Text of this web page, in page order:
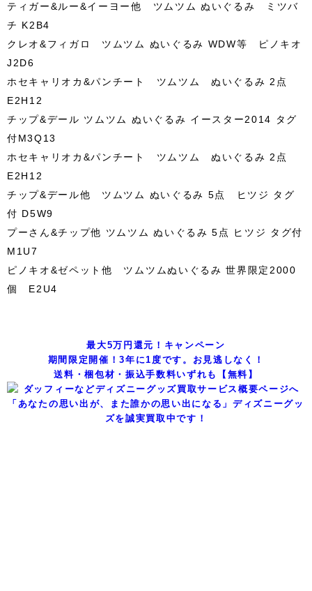
ティガー&ルー&イーヨー他 ツムツム ぬいぐるみ ミツバ
チ K2B4
クレオ&フィガロ ツムツム ぬいぐるみ WDW等 ピノキオ
J2D6
ホセキャリオカ&パンチート ツムツム ぬいぐるみ 2点
E2H12
チップ&デール ツムツム ぬいぐるみ イースター2014 タグ
付M3Q13
ホセキャリオカ&パンチート ツムツム ぬいぐるみ 2点
E2H12
チップ&デール他 ツムツム ぬいぐるみ 5点 ヒツジ タグ
付 D5W9
プーさん&チップ他 ツムツム ぬいぐるみ 5点 ヒツジ タグ付
M1U7
ピノキオ&ゼペット他 ツムツムぬいぐるみ 世界限定2000
個 E2U4
最大5万円還元！キャンペーン
期間限定開催！3年に1度です。お見逃しなく！
送料・梱包材・振込手数料いずれも【無料】
「あなたの思い出が、また誰かの思い出になる」ディズニーグッ
ズを誠実買取中です！